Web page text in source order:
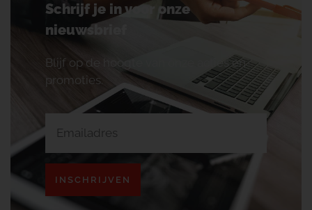
Schrijf je in voor onze
nieuwsbrief
Blijf op de hoogte van onze acties en
promoties.
INSCHRIJVEN